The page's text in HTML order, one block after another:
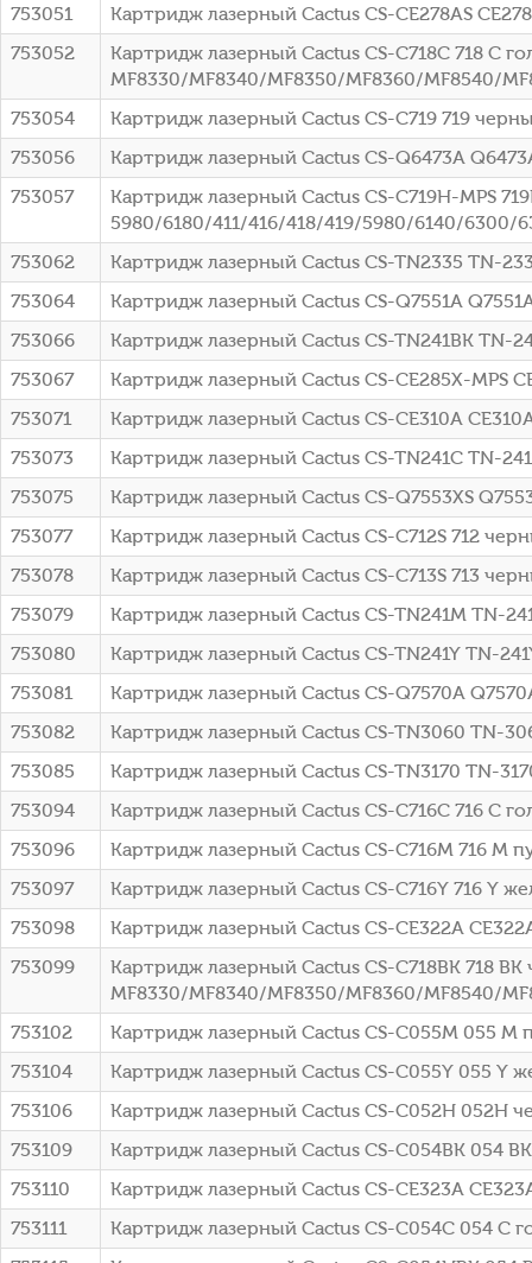
753051
Картридж лазерный Cactus CS-CE278AS
753052
Картридж лазерный Cactus CS-C718C 718 C
MF8330/MF8340/MF8350/MF8360/MF8540/
753054
Картридж лазерный Cactus CS-C719 719
753056
Картридж лазерный Cactus CS-Q6473A
753057
Картридж лазерный Cactus CS-C719H-MPS
5980/6180/411/416/418/419/5980/6140/
753062
Картридж лазерный Cactus CS-TN2335 TN-
753064
Картридж лазерный Cactus CS-Q7551A
753066
Картридж лазерный Cactus CS-TN241BK TN-
753067
Картридж лазерный Cactus CS-CE285X-MPS
753071
Картридж лазерный Cactus CS-CE310A
753073
Картридж лазерный Cactus CS-TN241C TN-
753075
Картридж лазерный Cactus CS-Q7553XS
753077
Картридж лазерный Cactus CS-C712S 712
753078
Картридж лазерный Cactus CS-C713S 713
753079
Картридж лазерный Cactus CS-TN241M TN-
753080
Картридж лазерный Cactus CS-TN241Y TN-
753081
Картридж лазерный Cactus CS-Q7570A
753082
Картридж лазерный Cactus CS-TN3060 TN-
753085
Картридж лазерный Cactus CS-TN3170 TN-
753094
Картридж лазерный Cactus CS-C716C 716 C
753096
Картридж лазерный Cactus CS-C716M 716 M
753097
Картридж лазерный Cactus CS-C716Y 716 Y
753098
Картридж лазерный Cactus CS-CE322A
753099
Картридж лазерный Cactus CS-C718BK 718
MF8330/MF8340/MF8350/MF8360/MF8540/
753102
Картридж лазерный Cactus CS-C055M 055 M
753104
Картридж лазерный Cactus CS-C055Y 055 Y
753106
Картридж лазерный Cactus CS-C052H 052H
753109
Картридж лазерный Cactus CS-C054BK 054
753110
Картридж лазерный Cactus CS-CE323A
753111
Картридж лазерный Cactus CS-C054C 054 C